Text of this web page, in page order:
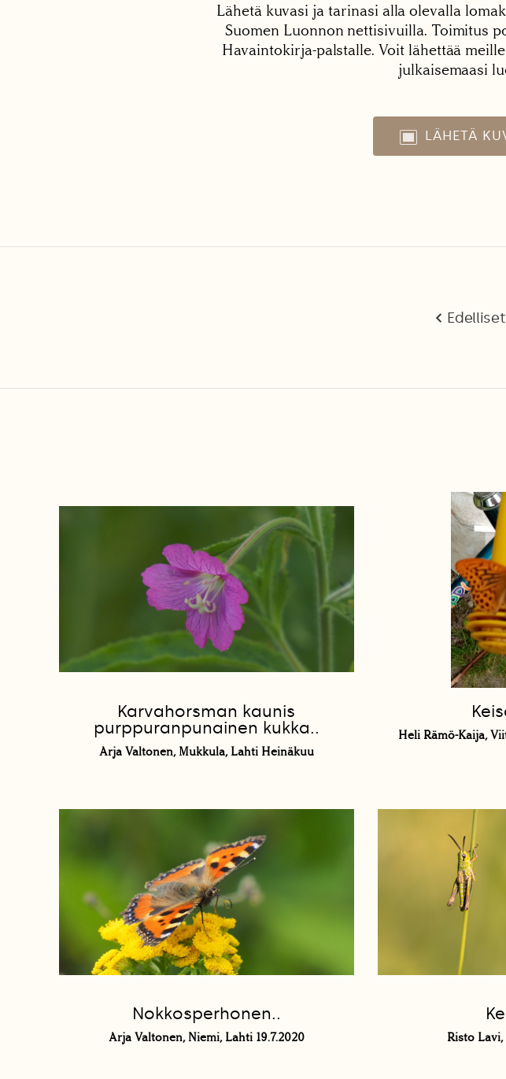
Lähetä kuvasi ja tarinasi alla olevalla
Suomen Luonnon nettisivuilla. Toimitus
Havaintokirja-palstalle. Voit lähettää
julkaisemaasi
LÄHETÄ
Edelliset
Karvahorsman kaunis
purppuranpunainen kukka..
Arja Valtonen, Mukkula, Lahti Heinäkuu
Heli Rämö-Kaija,
Nokkosperhonen..
Arja Valtonen, Niemi, Lahti 19.7.2020 Risto Lavi,